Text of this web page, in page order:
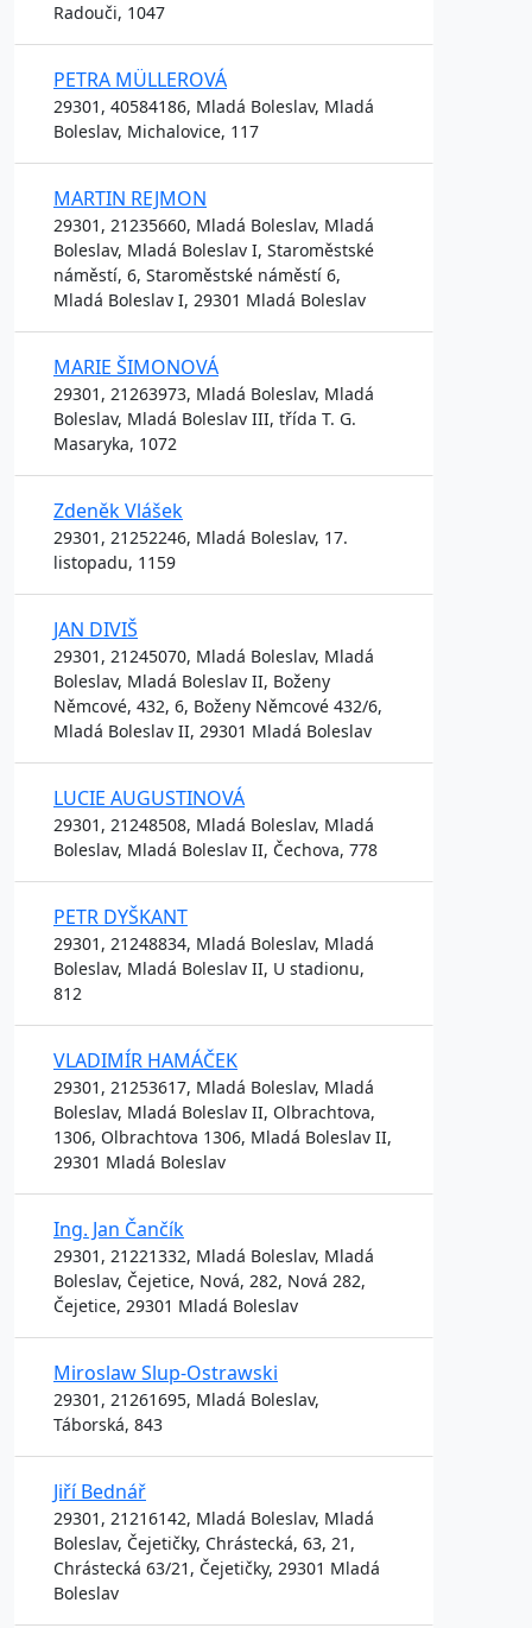
Radouči, 1047
PETRA MÜLLEROVÁ
29301, 40584186, Mladá Boleslav, Mladá
Boleslav, Michalovice, 117
MARTIN REJMON
29301, 21235660, Mladá Boleslav, Mladá
Boleslav, Mladá Boleslav I, Staroměstské
náměstí, 6, Staroměstské náměstí 6,
Mladá Boleslav I, 29301 Mladá Boleslav
MARIE ŠIMONOVÁ
29301, 21263973, Mladá Boleslav, Mladá
Boleslav, Mladá Boleslav III, třída T. G.
Masaryka, 1072
Zdeněk Vlášek
29301, 21252246, Mladá Boleslav, 17.
listopadu, 1159
JAN DIVIŠ
29301, 21245070, Mladá Boleslav, Mladá
Boleslav, Mladá Boleslav II, Boženy
Němcové, 432, 6, Boženy Němcové 432/6,
Mladá Boleslav II, 29301 Mladá Boleslav
LUCIE AUGUSTINOVÁ
29301, 21248508, Mladá Boleslav, Mladá
Boleslav, Mladá Boleslav II, Čechova, 778
PETR DYŠKANT
29301, 21248834, Mladá Boleslav, Mladá
Boleslav, Mladá Boleslav II, U stadionu,
812
VLADIMÍR HAMÁČEK
29301, 21253617, Mladá Boleslav, Mladá
Boleslav, Mladá Boleslav II, Olbrachtova,
1306, Olbrachtova 1306, Mladá Boleslav II,
29301 Mladá Boleslav
Ing. Jan Čančík
29301, 21221332, Mladá Boleslav, Mladá
Boleslav, Čejetice, Nová, 282, Nová 282,
Čejetice, 29301 Mladá Boleslav
Miroslaw Slup-Ostrawski
29301, 21261695, Mladá Boleslav,
Táborská, 843
Jiří Bednář
29301, 21216142, Mladá Boleslav, Mladá
Boleslav, Čejetičky, Chrástecká, 63, 21,
Chrástecká 63/21, Čejetičky, 29301 Mladá
Boleslav